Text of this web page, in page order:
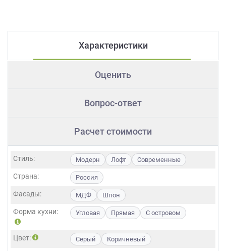
Характеристики
Оценить
Вопрос-ответ
Расчет стоимости
Стиль: Модерн Лофт Современные
Страна: Россия
Фасады: МДФ Шпон
Форма кухни: Угловая Прямая С островом
Цвет: Серый Коричневый